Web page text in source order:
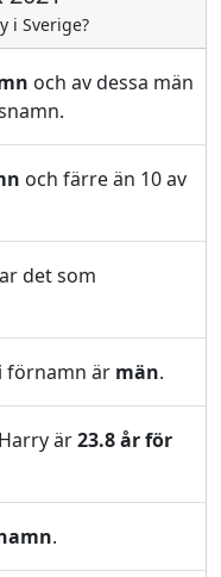
i Sverige?
och av dessa män
och färre än 10 av
det som
förnamn är män.
är23.8 år för
.